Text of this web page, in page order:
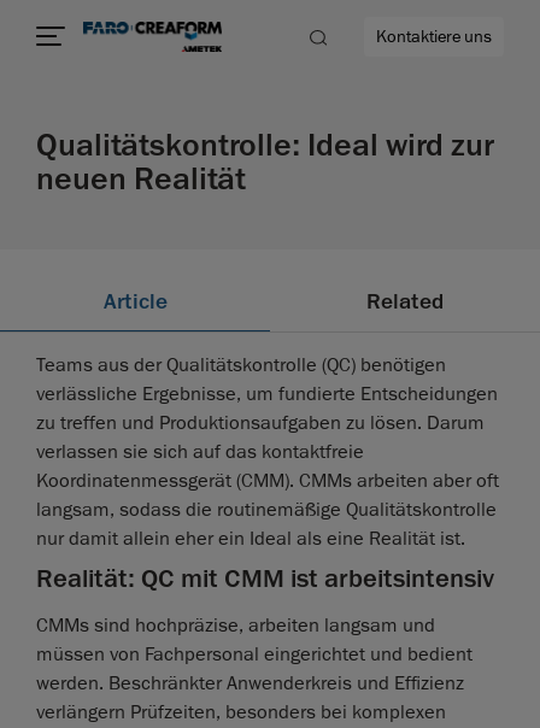
Kontaktiere uns
Qualitätskontrolle: Ideal wird zur
neuen Realität
Article Related
Teams aus der Qualitätskontrolle (QC) benötigen
verlässliche Ergebnisse, um fundierte Entscheidungen
zu treffen und Produktionsaufgaben zu lösen. Darum
verlassen sie sich auf das kontaktfreie
Koordinatenmessgerät (CMM). CMMs arbeiten aber oft
langsam, sodass die routinemäßige Qualitätskontrolle
nur damit allein eher ein Ideal als eine Realität ist.
Realität: QC mit CMM ist arbeitsintensiv
CMMs sind hochpräzise, arbeiten langsam und
müssen von Fachpersonal eingerichtet und bedient
werden. Beschränkter Anwenderkreis und Effizienz
verlängern Prüfzeiten, besonders bei komplexen